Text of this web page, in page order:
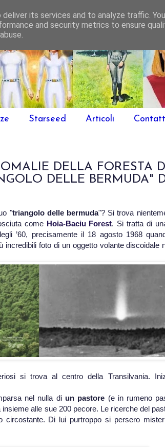
Starseed Articoli
DELLA FORESTA DI
DELLE BERMUDA"
"triangolo delle bermuda"? Si trova
come Hoia-Baciu Forest. Si tratta di
’60, precisamente il 18 agosto 1968
foto di un oggetto volante discoidale
si trova al centro della Transilvania.
nel nulla di un pastore (e in rumeno
insieme alle sue 200 pecore. Le ricerche del
circostante. Di lui purtroppo si persero
its services and to analyze traffic.
and security metrics to ensure